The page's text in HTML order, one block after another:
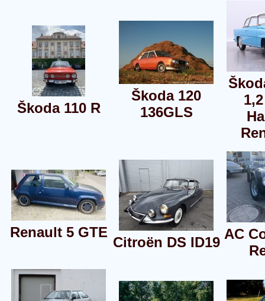
Škoda 110 R
Škoda 120
136GLS
Renault 5 GTE
Citroën DS ID19
AC